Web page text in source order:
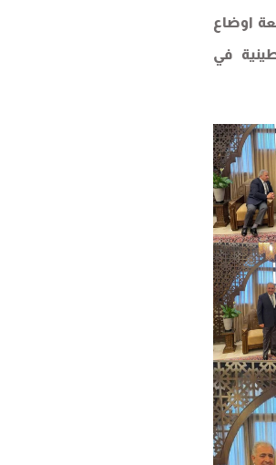
اوضاع
في